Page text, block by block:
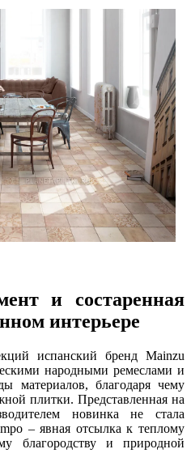
и состаренная
интерьере
испанский бренд Mainzu
народными ремеслами и
материалов, благодаря чему
плитки. Представленная на
новинка не стала
– явная отсылка к теплому
благородству и природной